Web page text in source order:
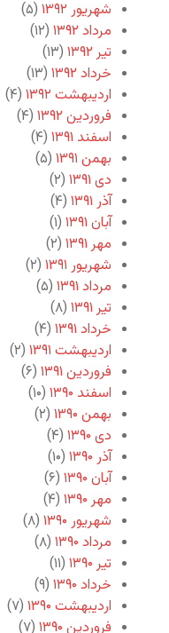
شهریور ۱۳۹۲
(۵)
مرداد ۱۳۹۲
(۱۲)
تیر ۱۳۹۲
(۱۳)
خرداد ۱۳۹۲
(۱۳)
اردیبهشت ۱۳۹۲
(۴)
فروردین ۱۳۹۲
(۴)
اسفند ۱۳۹۱
(۴)
بهمن ۱۳۹۱
(۵)
دی ۱۳۹۱
(۲)
آذر ۱۳۹۱
(۴)
آبان ۱۳۹۱
(۱)
مهر ۱۳۹۱
(۲)
شهریور ۱۳۹۱
(۲)
مرداد ۱۳۹۱
(۵)
تیر ۱۳۹۱
(۸)
خرداد ۱۳۹۱
(۴)
اردیبهشت ۱۳۹۱
(۲)
فروردین ۱۳۹۱
(۶)
اسفند ۱۳۹۰
(۱۰)
بهمن ۱۳۹۰
(۲)
دی ۱۳۹۰
(۴)
آذر ۱۳۹۰
(۱۰)
آبان ۱۳۹۰
(۶)
مهر ۱۳۹۰
(۴)
شهریور ۱۳۹۰
(۸)
مرداد ۱۳۹۰
(۸)
تیر ۱۳۹۰
(۱۱)
خرداد ۱۳۹۰
(۹)
اردیبهشت ۱۳۹۰
(۷)
فروردین ۱۳۹۰
(۷)